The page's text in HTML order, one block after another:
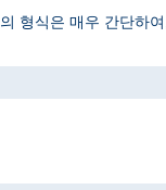
형식은 매우 간단하